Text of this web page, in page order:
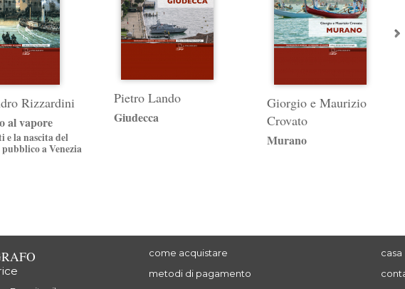
Rizzardini
al vapore
e la nascita del
a Venezia
Pietro Lando
Giudecca
Giorgio e Maurizio
Crovato
Murano
come acquistare
metodi di pagamento